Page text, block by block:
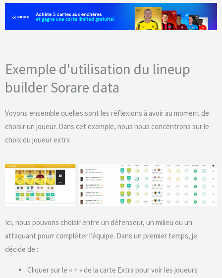
Exemple d'utilisation du lineup
builder Sorare data
Voyons ensemble quelles sont les réflexions à avoir au moment de
choisir un joueur. Dans cet exemple, nous nous concentrons sur le
choix du joueur extra :
Ici, nous pouvons choisir entre un défenseur, un milieu ou un
attaquant pourr compléter l’équipe. Dans un premier temps, je
décide de :
Cliquer sur le « + » de la carte Extra pour voir les joueurs